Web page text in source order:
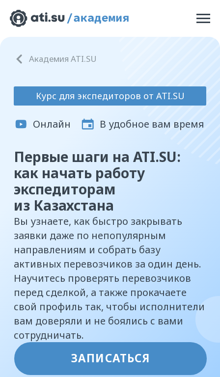
как начать работу
Вы узнаете, как быстро закрывать
заявки даже по непопулярным
направлениям и собрать базу
активных перевозчиков за один день.
Научитесь проверять перевозчиков
перед сделкой, а также прокачаете
свой профиль так, чтобы исполнители
вам доверяли и не боялись с вами
сотрудничать.
ЗАПИСАТЬСЯ
Бесплатно
Онлайн В удобное вам время
Кому
этот курс